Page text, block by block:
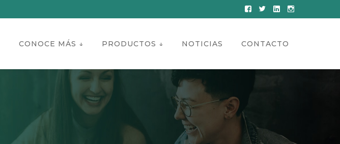
Facebook
TwitterLinkedInInstagram
CONOCE MÁS ↓ PRODUCTOS ↓ NOTICIAS CONTACTO